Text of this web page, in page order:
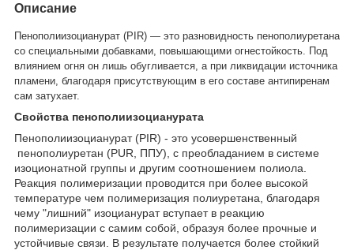
Описание
Пенополиизоцианурат (PIR) — это разновидность пенополиуретана
со специальными добавками, повышающими огнестойкость. Под
влиянием огня он лишь обугливается, а при ликвидации источника
пламени, благодаря присутствующим в его составе антипиренам
сам затухает.
Свойства пенополиизоцианурата
Пенополиизоцианурат (PIR) - это усовершенственный
пенополиуретан (PUR, ППУ), с преобладанием в системе
изоционатной группы и другим соотношением полиола.
Реакция полимеризации проводится при более высокой
температуре чем полимеризация полиуретана, благодаря
чему "лишний" изоцианурат вступает в реакцию
полимеризации с самим собой, образуя более прочные и
устойчивые связи. В результате получается более стойкий